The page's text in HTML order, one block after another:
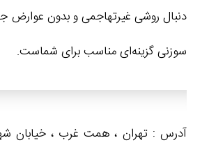
دنبال روشی غیرتهاجمی و بدون عوارض
سوزنی گزینه‌ای مناسب برای شماست.
آدرس : تهران ، همت غرب ، خيابان